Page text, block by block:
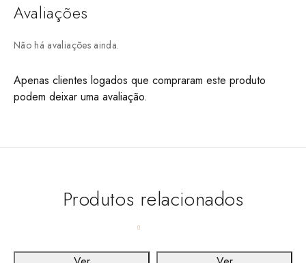
Avaliações
Não há avaliações ainda.
Apenas clientes logados que compraram este produto
podem deixar uma avaliação.
Produtos relacionados